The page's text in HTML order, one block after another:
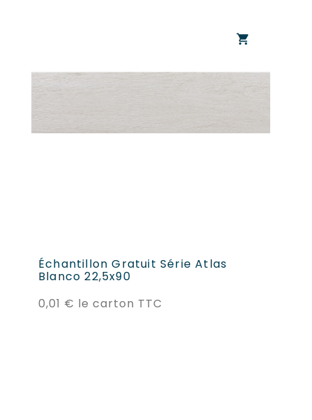
Échantillon Gratuit Série Atlas
Blanco 22,5x90
0,01 € le carton TTC
shopping_cart